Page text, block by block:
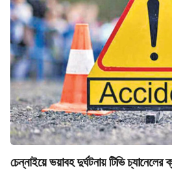
চেন্নাইয়ে ভয়াবহ দুর্ঘটনায় টিভি চ্যানেলের